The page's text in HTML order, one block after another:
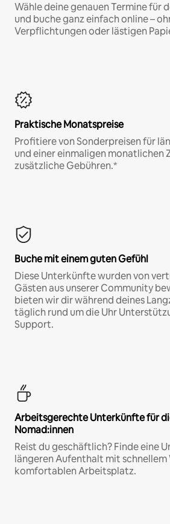
Wähle deine genauen Termine für
und buche ganz einfach online –
Verpflichtungen oder lästigen
Praktische Monatspreise
Profitiere von Sonderpreisen für
und einer einmaligen monatlichen
zusätzliche Gebühren.*
Buche mit einem guten Gefühl
Diese Unterkünfte wurden von
Gästen aus unserer Community
bieten wir dir während deines
täglich rund um die Uhr
Support.
Arbeitsgerechte Unterkünfte für
Nomad:innen
Reist du geschäftlich? Finde eine
längeren Aufenthalt mit schnellem
komfortablen Arbeitsplatz.